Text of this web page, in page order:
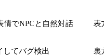
情でNPCと自然対話 表
してバグ検出 裏